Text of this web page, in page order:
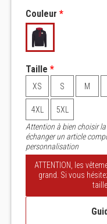
Couleur *
Taille *
XS S M
4XL
5XL
Attention à bien choisir
échanger un article
personnalisation
ATTENTION, les
grand. Si vous